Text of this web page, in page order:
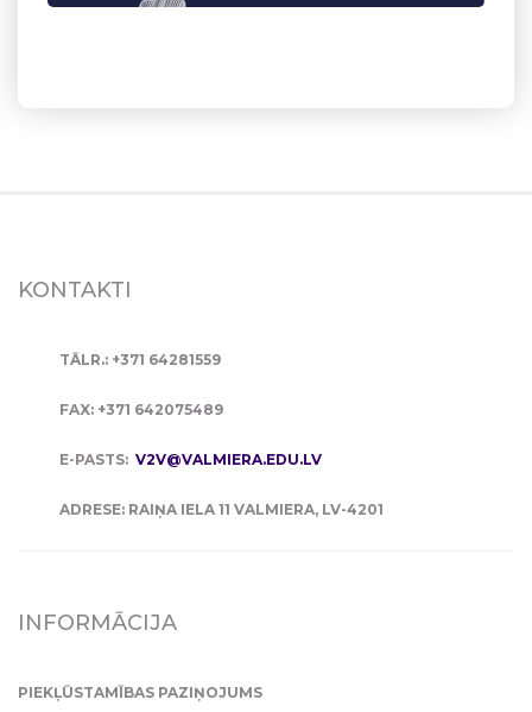
KONTAKTI
TĀLR.: +371 64281559
FAX: +371 642075489
E-PASTS: V2V@VALMIERA.EDU.LV
ADRESE: RAIŅA IELA 11 VALMIERA, LV-4201
INFORMĀCIJA
PIEKĻŪSTAMĪBAS PAZIŅOJUMS